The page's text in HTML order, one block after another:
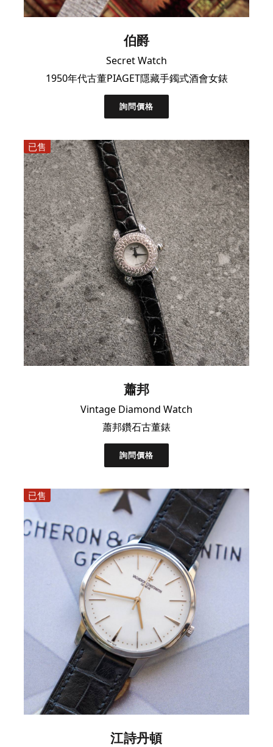
伯爵
Secret Watch
1950年代古董PIAGET隱藏手鐲式酒會女錶
詢問價格
已售
蕭邦
Vintage Diamond Watch
蕭邦鑽石古董錶
詢問價格
已售
江詩丹頓